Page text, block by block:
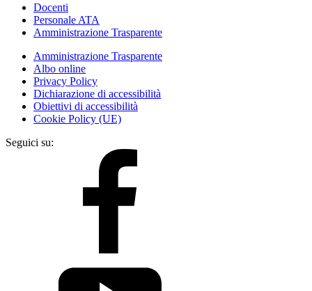
Docenti
Personale ATA
Amministrazione Trasparente
Amministrazione Trasparente
Albo online
Privacy Policy
Dichiarazione di accessibilità
Obiettivi di accessibilità
Cookie Policy (UE)
Seguici su: